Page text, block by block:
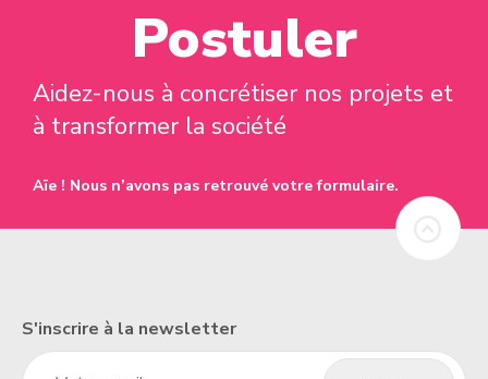
Postuler
Aidez-nous à concrétiser nos projets et
à transformer la société
Aïe ! Nous n’avons pas retrouvé votre formulaire.
S'inscrire à la newsletter